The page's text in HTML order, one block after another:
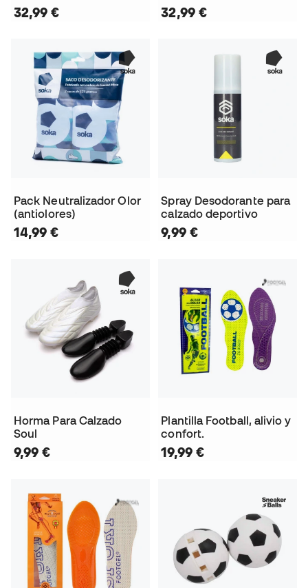
32,99 € 32,99 €
Pack Neutralizador Olor
(antiolores)
14,99 €
Spray Desodorante para
calzado deportivo
9,99 €
Horma Para Calzado
Soul
9,99 €
Plantilla Football, alivio y
confort.
19,99 €